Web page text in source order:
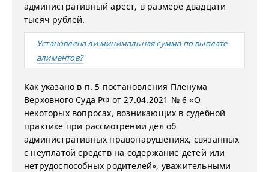
административный арест, в размере двадцати
тысяч рублей.
Установлена ли минимальная сумма по выплате
алиментов?
Как указано в п. 5 постановления Пленума
Верховного Суда РФ от 27.04.2021 № 6 «О
некоторых вопросах, возникающих в судебной
практике при рассмотрении дел об
административных правонарушениях, связанных
с неуплатой средств на содержание детей или
нетрудоспособных родителей», уважительными